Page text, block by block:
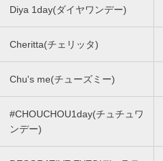
Diya 1day(ダイヤワンデー)
Cheritta(チェリッタ)
Chu's me(チューズミー)
#CHOUCHOU1day(チュチュワ
ンデー)